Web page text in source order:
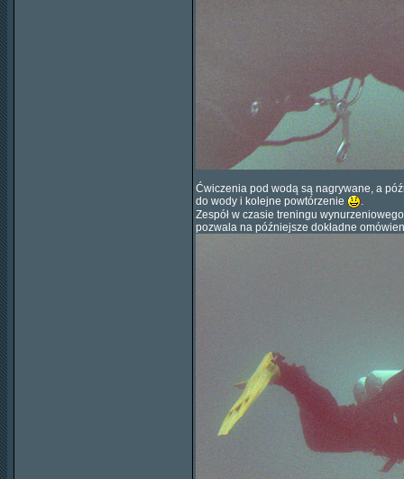
Ćwiczenia pod wodą są nagrywane, a
do wody i kolejne powtórzenie
.
Zespół w czasie treningu
pozwala na późniejsze dokładne